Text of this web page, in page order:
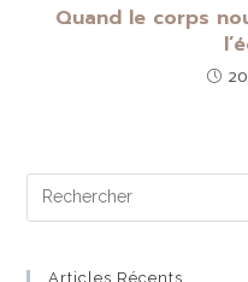
Quand le corps
Articles Récents